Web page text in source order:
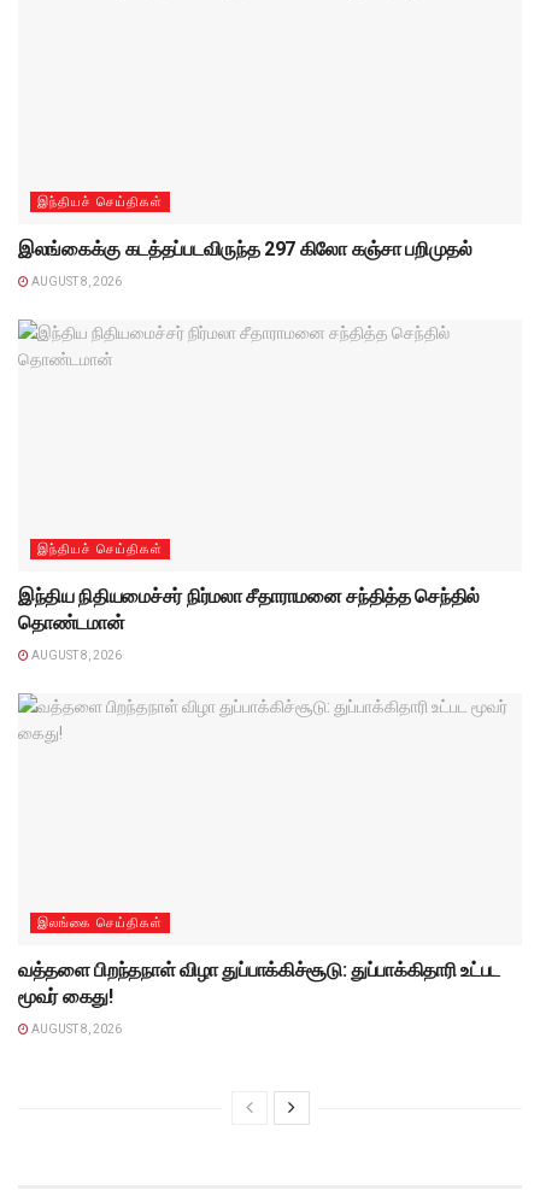
இந்தியச் செய்திகள்
இலங்கைக்கு கடத்தப்படவிருந்த 297 கிலோ கஞ்சா பறிமுதல்
AUGUST 8, 2026
இந்தியச் செய்திகள்
இந்திய நிதியமைச்சர் நிர்மலா சீதாராமனை சந்தித்த செந்தில்
தொண்டமான்
AUGUST 8, 2026
இலங்கை செய்திகள்
வத்தளை பிறந்தநாள் விழா துப்பாக்கிச்சூடு: துப்பாக்கிதாரி உட்பட
மூவர் கைது!
AUGUST 8, 2026